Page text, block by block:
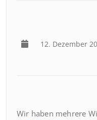
12. Dezember
Wir haben mehrere